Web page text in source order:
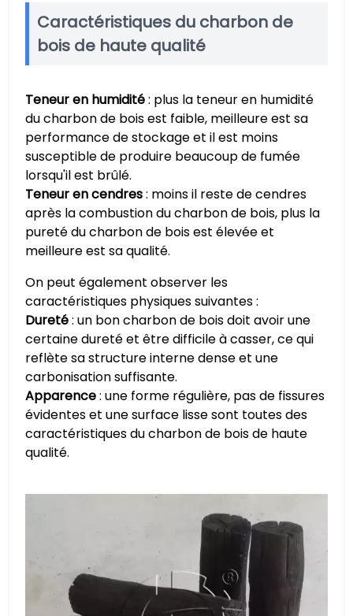
Caractéristiques du charbon de
bois de haute qualité
Teneur en humidité: plus la teneur en humidité
du charbon de bois est faible, meilleure est sa
performance de stockage et il est moins
susceptible de produire beaucoup de fumée
lorsqu'il est brûlé.
Teneur en cendres: moins il reste de cendres
après la combustion du charbon de bois, plus la
pureté du charbon de bois est élevée et
meilleure est sa qualité.
On peut également observer les
caractéristiques physiques suivantes :
Dureté: un bon charbon de bois doit avoir une
certaine dureté et être difficile à casser, ce qui
reflète sa structure interne dense et une
carbonisation suffisante.
Apparence: une forme régulière, pas de fissures
évidentes et une surface lisse sont toutes des
caractéristiques du charbon de bois de haute
qualité.